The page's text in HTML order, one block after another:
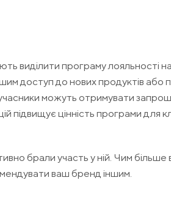
виділити програму лояльності на
доступ до нових продуктів або
можуть отримувати
цінність програми для
брали участь у ній. Чим більше
ваш бренд іншим.